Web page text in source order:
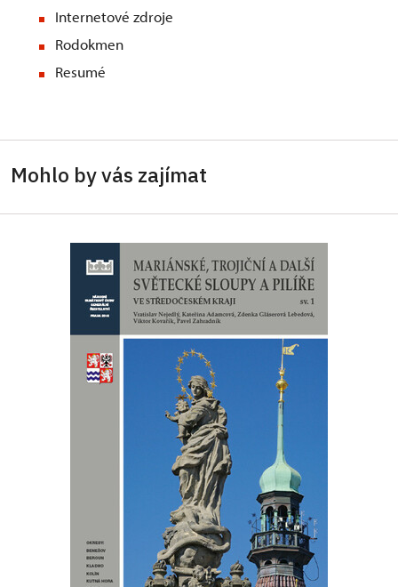
Internetové zdroje
Rodokmen
Resumé
Mohlo by vás zajímat